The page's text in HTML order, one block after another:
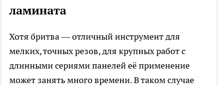
ламината
Хотя бритва — отличный инструмент для
мелких, точных резов, для крупных работ с
длинными сериями панелей её применение
может занять много времени. В таком случае